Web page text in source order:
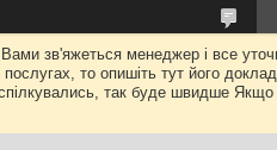
зв'яжеться менеджер і все
то опишіть тут його
так буде швидше Якщо